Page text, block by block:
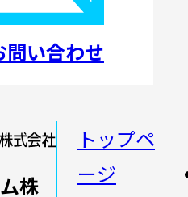
問い合わせ
株
トップペ
ージ